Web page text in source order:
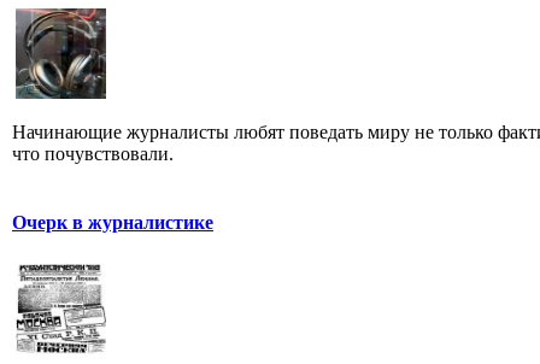
Начинающие журналисты любят поведать миру не только
что почувствовали.
Очерк в журналистике